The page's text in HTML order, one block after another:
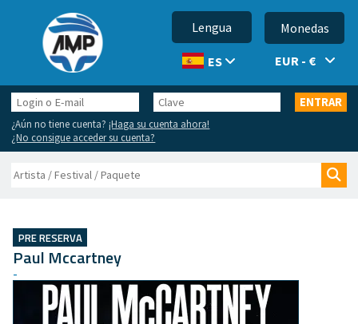
Lengua
ES
Monedas
EUR - €
Login
o
E-
mail
Clave ENTRAR
¿Aún no tiene cuenta?¡Haga su cuenta ahora!
¿No consigue acceder su cuenta?
Buscar
PRE RESERVA
Paul Mccartney
-